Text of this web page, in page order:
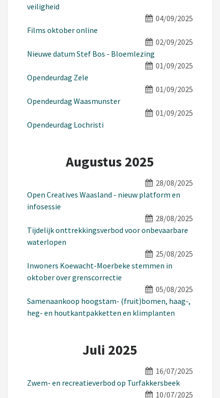
veiligheid
04/09/2025
Films oktober online
02/09/2025
Nieuwe datum Stef Bos - Bloemlezing
01/09/2025
Opendeurdag Zele
01/09/2025
Opendeurdag Waasmunster
01/09/2025
Opendeurdag Lochristi
Augustus 2025
28/08/2025
Open Creatives Waasland - nieuw platform en
infosessie
28/08/2025
Tijdelijk onttrekkingsverbod voor onbevaarbare
waterlopen
25/08/2025
Inwoners Koewacht-Moerbeke stemmen in
oktober over grenscorrectie
05/08/2025
Samenaankoop hoogstam- (fruit)bomen, haag-,
heg- en houtkantpakketten en klimplanten
Juli 2025
16/07/2025
Zwem- en recreatieverbod op Turfakkersbeek
10/07/2025